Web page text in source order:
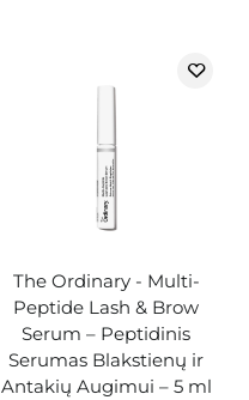
The Ordinary - Multi-
Peptide Lash & Brow
Serum – Peptidinis
Serumas Blakstienų ir
Antakių Augimui – 5 ml